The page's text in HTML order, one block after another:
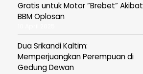
Gratis untuk Motor ”Brebet” Akibat
BBM Oplosan
Dua Srikandi Kaltim:
Memperjuangkan Perempuan di
Gedung Dewan